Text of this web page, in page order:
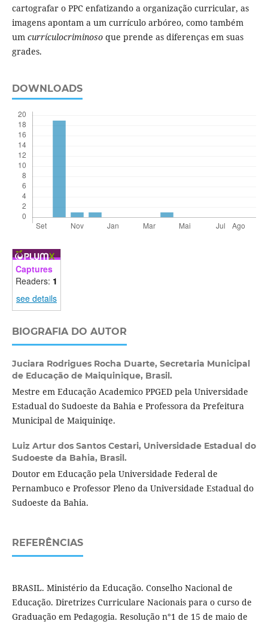
cartografar o PPC enfatizando a organização curricular, as
imagens apontam a um currículo arbóreo, como também
um currículocriminoso que prende as diferenças em suas
grades.
DOWNLOADS
Captures
Readers: 1
see details
BIOGRAFIA DO AUTOR
Juciara Rodrigues Rocha Duarte, Secretaria Municipal
de Educação de Maiquinique, Brasil.
Mestre em Educação Academico PPGED pela Universidade
Estadual do Sudoeste da Bahia e Professora da Prefeitura
Municipal de Maiquiniqe.
Luiz Artur dos Santos Cestari, Universidade Estadual do
Sudoeste da Bahia, Brasil.
Doutor em Educação pela Universidade Federal de
Pernambuco e Professor Pleno da Universidade Estadual do
Sudoeste da Bahia.
REFERÊNCIAS
BRASIL. Ministério da Educação. Conselho Nacional de
Educação. Diretrizes Curriculare Nacionais para o curso de
Graduação em Pedagogia. Resolução n°1 de 15 de maio de